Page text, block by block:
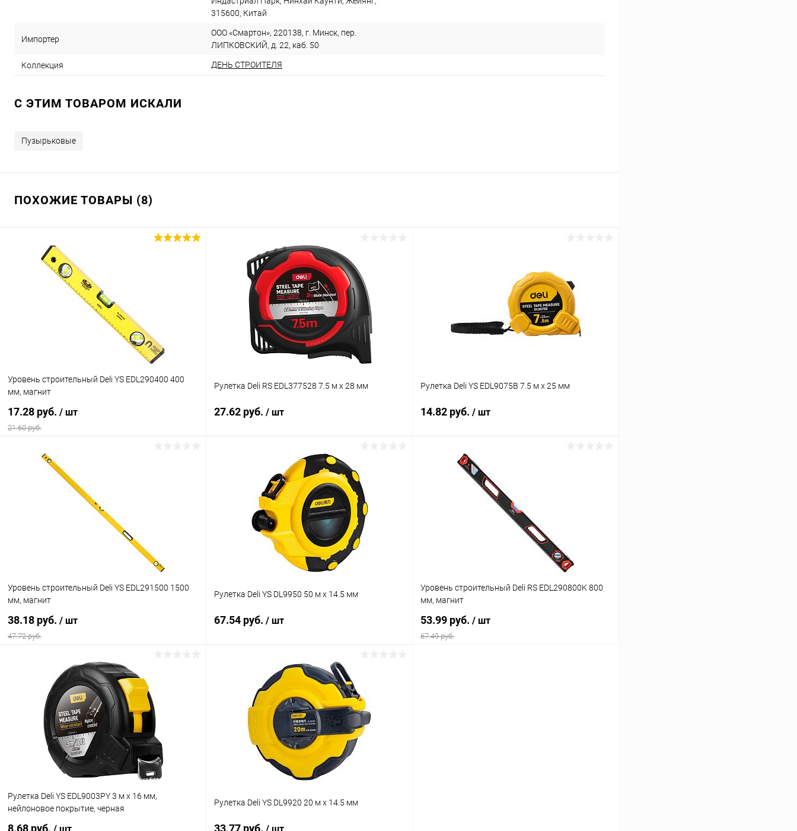
315600, Китай
Импортер
ООО «Смартон», 220138, г. Минск, пер.
ЛИПКОВСКИЙ, д. 22, каб. 50
Коллекция ДЕНЬ СТРОИТЕЛЯ
C ЭТИМ ТОВАРОМ ИСКАЛИ
Пузырьковые
ПОХОЖИЕ ТОВАРЫ (8)
Уровень строительный Deli YS EDL290400 400
мм, магнит
17.28 руб. / шт
21.60 руб.
Купить в 1 клик
Рулетка Deli RS EDL377528 7.5 м х 28 мм
27.62 руб. / шт
В корзину
Купить в 1 клик К сравнению
В избранное В наличии
Рулетка Deli YS EDL9075B 7.5 м х 25 мм
14.82 руб. / шт
Купить в 1 клик
Уровень строительный Deli YS EDL291500 1500
мм, магнит
38.18 руб. / шт
47.72 руб.
В корзину
Купить в 1 клик К сравнению
В избранное В наличии
Рулетка Deli YS DL9950 50 м х 14.5 мм
67.54 руб. / шт
В корзину
Купить в 1 клик К сравнению
Ожидается
Уровень строительный Deli RS EDL290800K 800
мм, магнит
53.99 руб. / шт
67.49 руб.
Рулетка Deli YS EDL9003PY 3 м х 16 мм,
нейлоновое покрытие, черная
8.68 руб.
Рулетка Deli YS DL9920 20 м х 14.5 мм
33.77 руб.